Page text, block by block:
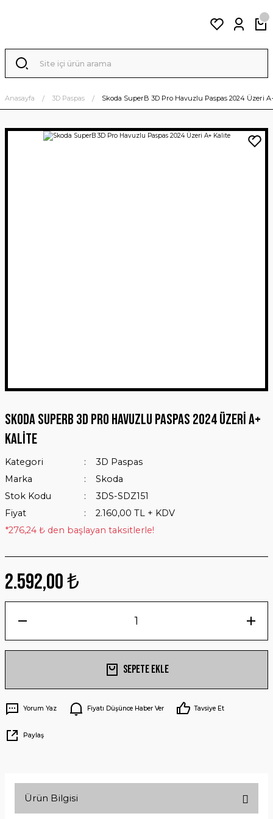
Anasayfa 3D Paspas Skoda SuperB 3D Pro Havuzlu Paspas 2024 Üzeri
Skoda SuperB 3D Pro Havuzlu Paspas 2024 Üzeri A+
Kalite
Kategori
3D Paspas
Marka
Skoda
Stok Kodu
3DS-SDZ151
Fiyat
2.160,00 TL + KDV
*276,24 ₺ den başlayan taksitlerle!
2.592,00 ₺
Sepete Ekle
Yorum Yaz Fiyatı Düşünce Haber Ver Tavsiye Et
Paylaş
Ürün Bilgisi